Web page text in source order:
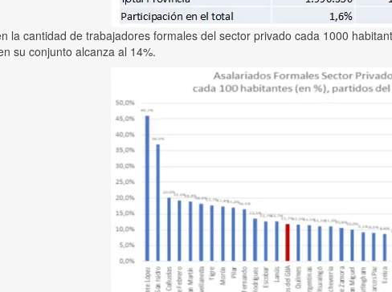
la cantidad de trabajadores formales del sector privado cada 1000
su conjunto alcanza al 14%.